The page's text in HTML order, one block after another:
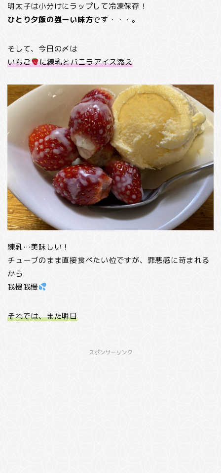
明太子は小分けにラップして冷凍保存！
ひとり夕飯の強ーい味方です・・・。
そして、今日の〆は
いちご
に練乳とバニラアイス添え
練乳…美味しい！
チューブのまま直接食べたい位ですが、罪悪感に苛まれる
から
我慢我慢
それでは、また明日
スポンサーリンク